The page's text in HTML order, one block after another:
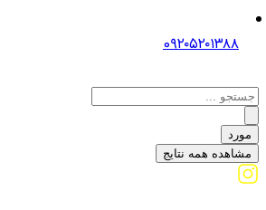
0۹۲۰۵۲۰۱۳۸۸
مورد
مشاهده همه نتایج